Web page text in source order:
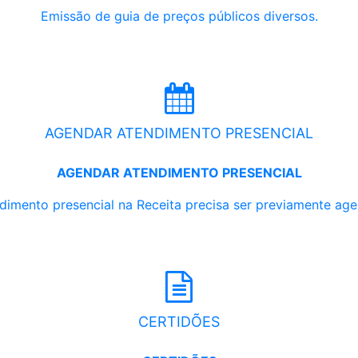
Emissão de guia de preços públicos diversos.
AGENDAR ATENDIMENTO PRESENCIAL
AGENDAR ATENDIMENTO PRESENCIAL
presencial na Receita precisa ser previamente
CERTIDÕES